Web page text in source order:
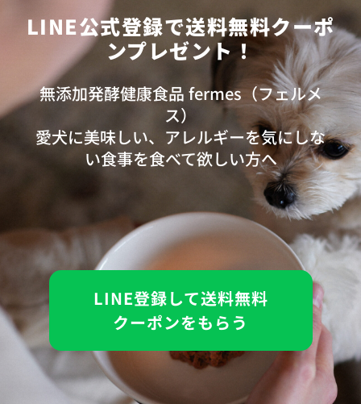
LINE公式登録で送料無料クーポ
ンプレゼント！
無添加発酵健康食品 fermes（フェルメ
ス）
愛犬に美味しい、アレルギーを気にしな
い食事を食べて欲しい方へ
LINE登録して送料無料
クーポンをもらう